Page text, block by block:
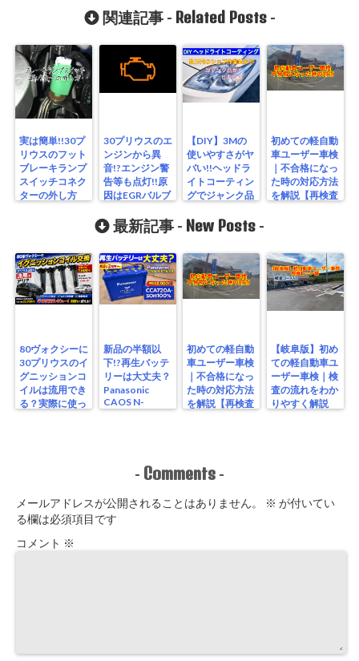
関連記事 - Related Posts-
実は簡単!!30プ
リウスのフット
ブレーキランプ
スイッチコネク
ターの外し方
30プリウスのエ
ンジンから異
音!?エンジン警
告等も点灯!!原
因はEGRバルブ
【DIY】3Mの
使いやすさがヤ
バい!!ヘッドラ
イトコーティン
グでジャンク品
た
初めての軽自動
車ユーザー車検
｜不合格になっ
た時の対応方法
を解説【再検査
最新記事 - New Posts -
80ヴォクシーに
30プリウスのイ
グニッションコ
イルは流用でき
る？実際に使っ
新品の半額以
下!?再生バッテ
リーは大丈夫？
Panasonic
CAOS N-
S115/A4を実測
初めての軽自動
車ユーザー車検
｜不合格になっ
た時の対応方法
を解説【再検査
【岐阜版】初め
ての軽自動車ユ
ーザー車検｜検
査の流れをわか
りやすく解説
- Comments -
メールアドレスが公開されることはありません。 ※ が付いてい
る欄は必須項目です
コメント ※